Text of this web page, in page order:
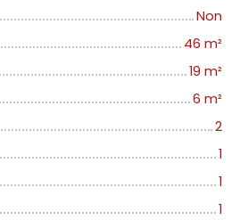
Non
46 m²
19 m²
6 m²
2
1
1
1